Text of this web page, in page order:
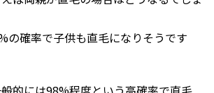
の確率で子供も直毛になりそうです